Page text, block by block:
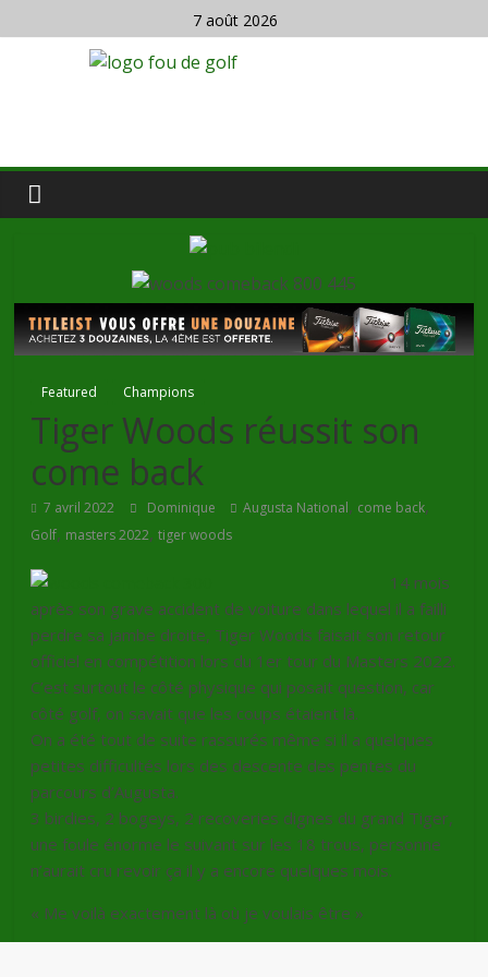
7 août 2026
Featured Champions
Tiger Woods réussit son
come back
7 avril 2022 Dominique Augusta National, come back,
Golf, masters 2022,tiger woods
14 mois
après son grave accident de voiture dans lequel il a failli
perdre sa jambe droite, Tiger Woods faisait son retour
officiel en compétition lors du 1er tour du Masters 2022.
C’est surtout le côté physique qui posait question, car
côté golf, on savait que les coups étaient là.
On a été tout de suite rassurés même si il a quelques
petites difficultés lors des descente des pentes du
parcours d’Augusta.
3 birdies, 2 bogeys, 2 recoveries dignes du grand Tiger,
une foule énorme le suivant sur les 18 trous, personne
n’aurait cru revoir ça il y a encore quelques mois.
« Me voilà exactement là où je voulais être »